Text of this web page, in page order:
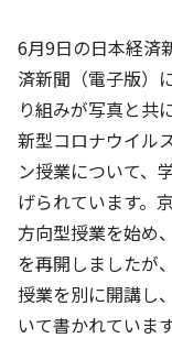
Company’s
沿革
社歌
本社所在地
京進グループが目
子会社および関係
フランチャイズ事
ライフキャリア
育児・暮らし
京進グループの事
人材育成の取り組
CSRレポート
社会貢献活動
ミャンマーへの
オリジナルバッグ
清華・京進発展フ
立木奨学金
株主・株式関連情
株主・投資家の
ビジョン／経営方
連結業績・財務
IRライブラリー
IRカレンダー
ディスクロージャ
採用情報
京進リクルート
新卒採用情報
新卒採用デジタ
中途採用
講師（アルバイト
保育事業 採用
お問い合わせ
利用規約
個人情報保護方針
特別警報発令時の授
Copyright ©
6月9日の日本経済
済新聞（電子版）
り組みが写真と共
新型コロナウイル
ン授業について、
げられています。
方向型授業を始め
を再開しましたが
授業を別に開講し
いて書かれています